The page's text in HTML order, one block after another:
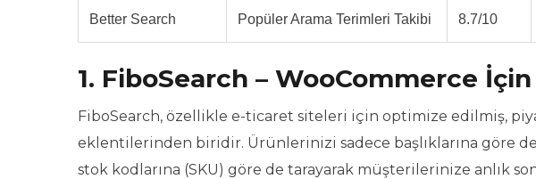
Better Search Popüler Arama Terimleri Takibi 8.7/10
1. FiboSearch – WooCommerce İçin
FiboSearch, özellikle e-ticaret siteleri için optimize edilmiş,
eklentilerinden biridir. Ürünlerinizi sadece başlıklarına göre
stok kodlarına (SKU) göre de tarayarak müşterilerinize anlık